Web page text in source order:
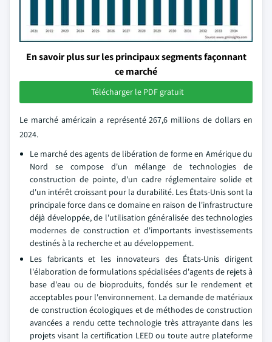
En savoir plus sur les principaux segments façonnant
ce marché
Télécharger le PDF gratuit
Le marché américain a représenté 267,6 millions de dollars en
2024.
Le marché des agents de libération de forme en Amérique du
Nord se compose d'un mélange de technologies de
construction de pointe, d'un cadre réglementaire solide et
d'un intérêt croissant pour la durabilité. Les États-Unis sont la
principale force dans ce domaine en raison de l'infrastructure
déjà développée, de l'utilisation généralisée des technologies
modernes de construction et d'importants investissements
destinés à la recherche et au développement.
Les fabricants et les innovateurs des États-Unis dirigent
l'élaboration de formulations spécialisées d'agents de rejets à
base d'eau ou de bioproduits, fondés sur le rendement et
acceptables pour l'environnement. La demande de matériaux
de construction écologiques et de méthodes de construction
avancées a rendu cette technologie très attrayante dans les
projets visant la certification LEED ou toute autre plateforme